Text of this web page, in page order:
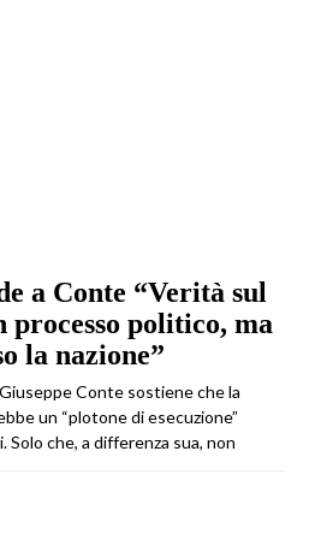
a Conte “Verità sul
processo politico, ma
la nazione”
Conte sostiene che la
un “plotone di esecuzione”
che, a differenza sua, non